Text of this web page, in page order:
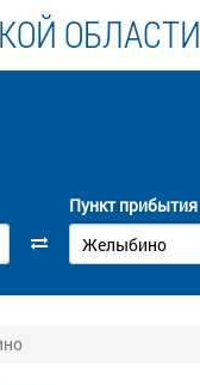
ОБЛАСТИ
Пункт прибытия